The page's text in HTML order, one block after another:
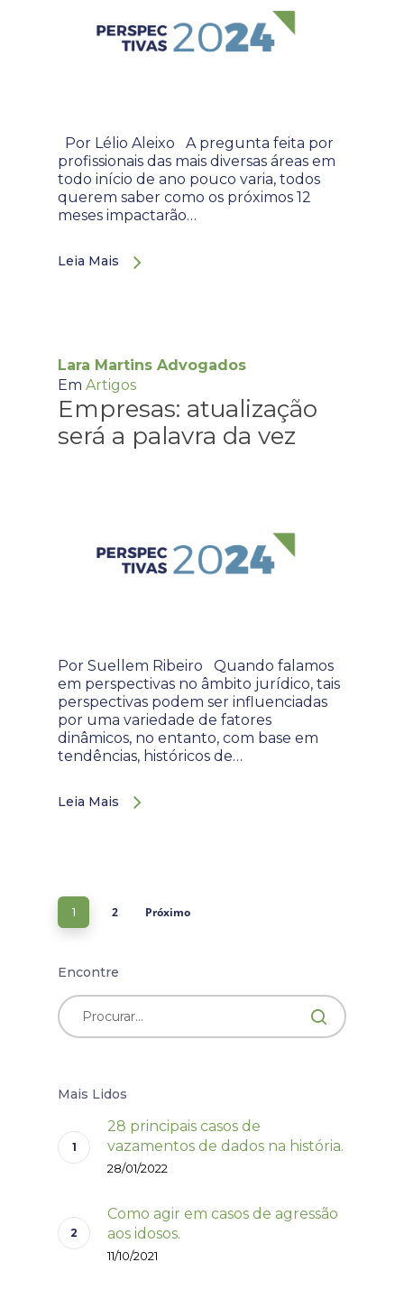
Por Lélio Aleixo A pregunta feita por
profissionais das mais diversas áreas em
todo início de ano pouco varia, todos
querem saber como os próximos 12
meses impactarão…
Leia Mais
Lara Martins Advogados
Em Artigos
Empresas: atualização
será a palavra da vez
Por Suellem Ribeiro Quando falamos
em perspectivas no âmbito jurídico, tais
perspectivas podem ser influenciadas
por uma variedade de fatores
dinâmicos, no entanto, com base em
tendências, históricos de…
Leia Mais
1 2 Próximo
Encontre
Mais Lidos
28 principais casos de
vazamentos de dados na história.
28/01/2022
Como agir em casos de agressão
aos idosos.
11/10/2021